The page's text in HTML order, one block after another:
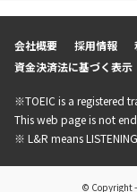
会社概要 採用情報
資金決済法に基づく表示
※TOEIC is a registered
This web page is not
※ L&R means
© Copyright